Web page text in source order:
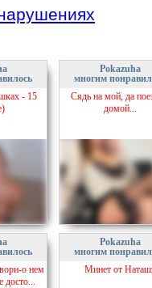
- 15
Pokazuha
многим
Сядь на мой, да
домой...
о нем
досто...
Pokazuha
многим
Минет от